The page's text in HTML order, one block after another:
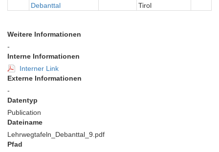
Debanttal
Tirol
Weitere Informationen
-
Interne Informationen
Interner Link
Externe Informationen
-
Datentyp
Publication
Dateiname
Lehrwegtafeln_Debanttal_9.pdf
Pfad